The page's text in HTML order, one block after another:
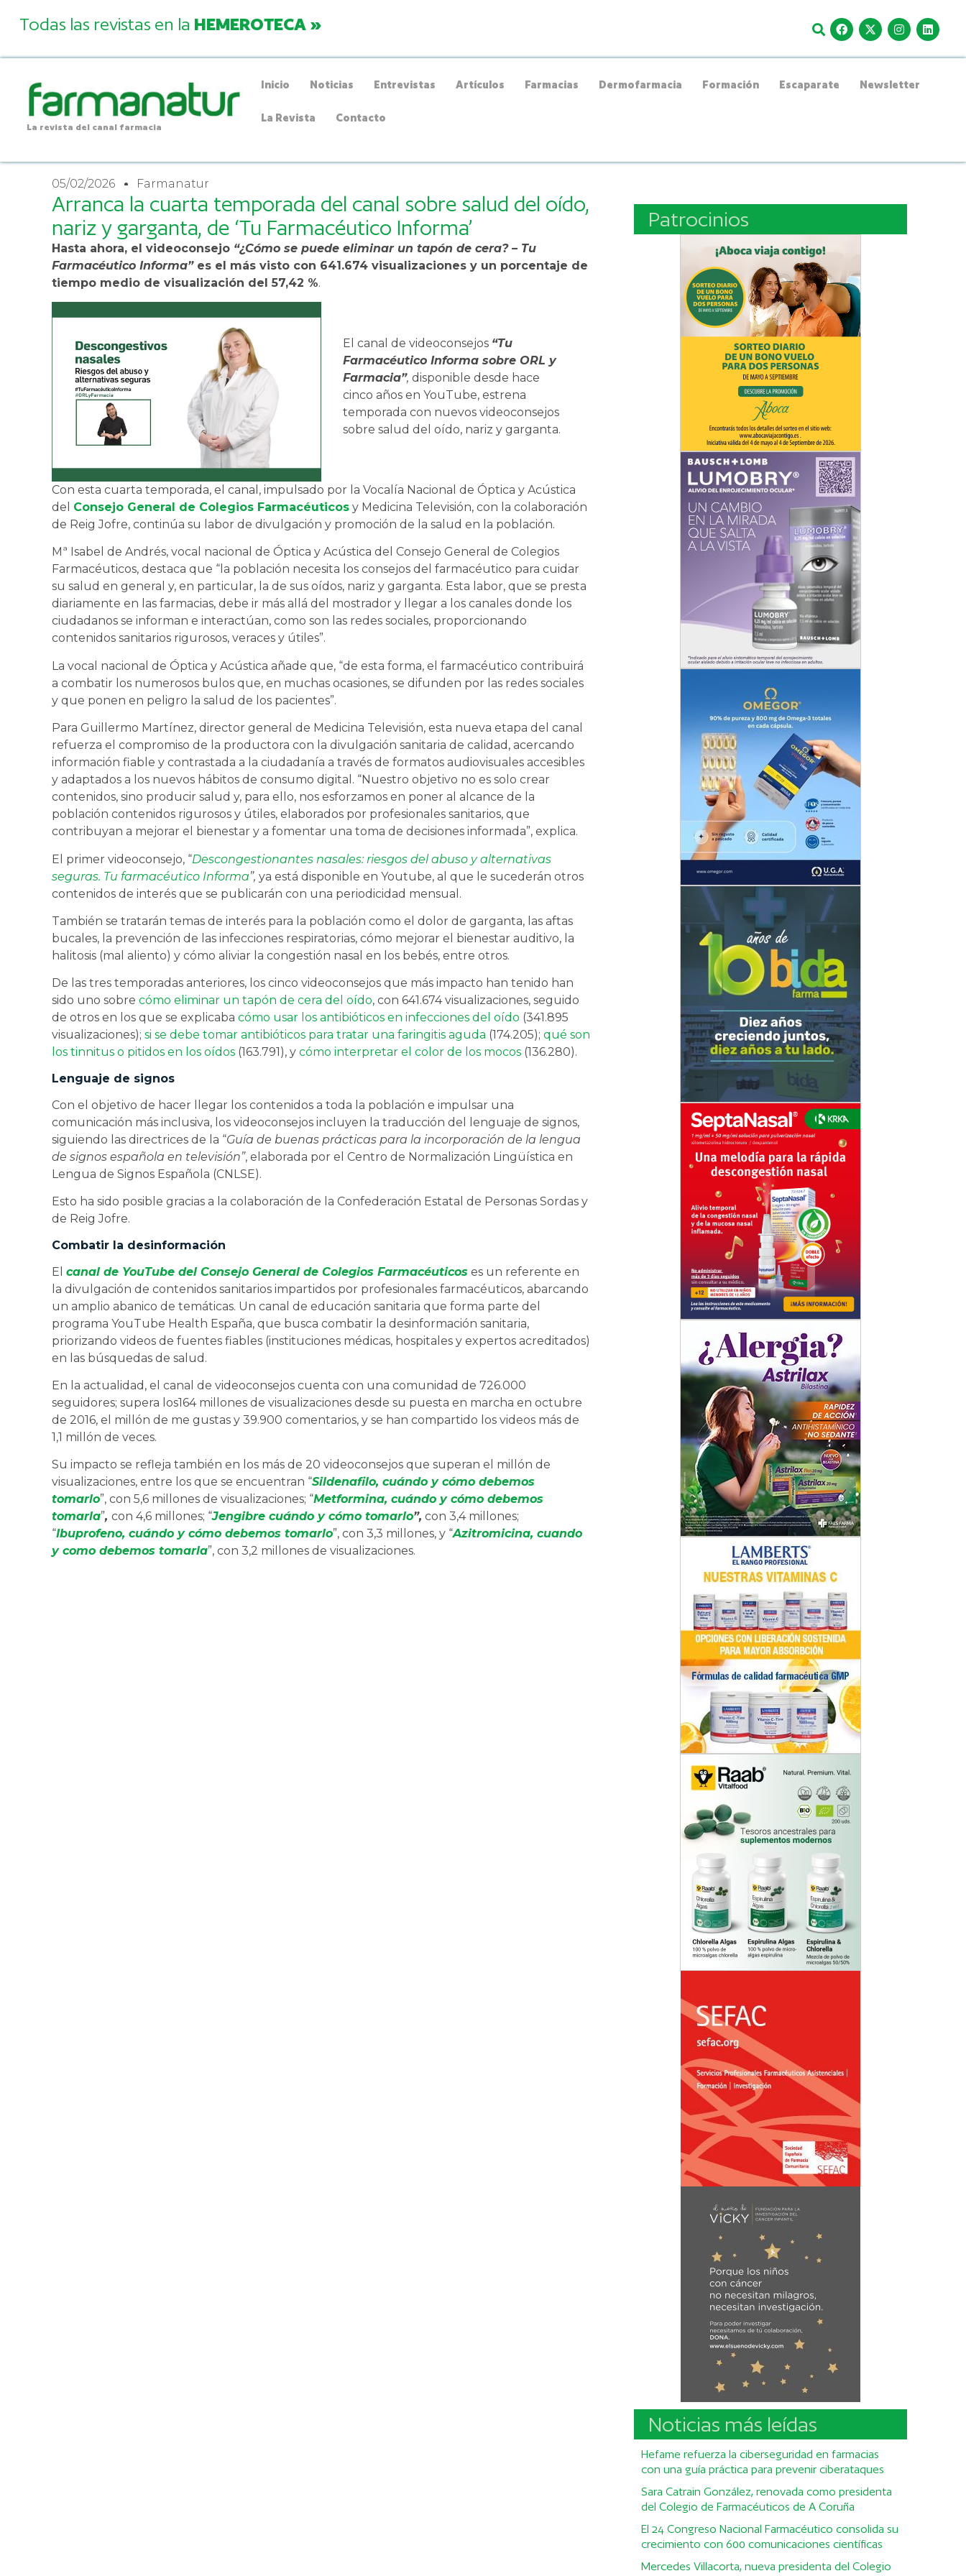
Todas las revistas en la HEMEROTECA »
La revista del canal farmacia
Inicio Noticias Entrevistas Artículos Farmacias Dermofarmacia Formación Escaparate Newsletter
La Revista Contacto
05/02/2026 Farmanatur
Arranca la cuarta temporada del canal sobre salud del oído,
nariz y garganta, de ‘Tu Farmacéutico Informa’
Hasta ahora, el videoconsejo “¿Cómo se puede eliminar un tapón de cera? – Tu
Farmacéutico Informa”es el más visto con 641.674 visualizaciones y un porcentaje de
tiempo medio de visualización del 57,42 %.
El canal de videoconsejos “Tu
Farmacéutico Informa sobre ORL y
Farmacia”,disponible desde hace
cinco años en YouTube, estrena
temporada con nuevos videoconsejos
sobre salud del oído, nariz y garganta.
Con esta cuarta temporada, el canal, impulsado por la Vocalía Nacional de Óptica y Acústica
del Consejo General de Colegios Farmacéuticos y Medicina Televisión, con la colaboración
de Reig Jofre, continúa su labor de divulgación y promoción de la salud en la población.
Mª Isabel de Andrés, vocal nacional de Óptica y Acústica del Consejo General de Colegios
Farmacéuticos, destaca que “la población necesita los consejos del farmacéutico para cuidar
su salud en general y, en particular, la de sus oídos, nariz y garganta. Esta labor, que se presta
diariamente en las farmacias, debe ir más allá del mostrador y llegar a los canales donde los
ciudadanos se informan e interactúan, como son las redes sociales, proporcionando
contenidos sanitarios rigurosos, veraces y útiles”.
La vocal nacional de Óptica y Acústica añade que, “de esta forma, el farmacéutico contribuirá
a combatir los numerosos bulos que, en muchas ocasiones, se difunden por las redes sociales
y que ponen en peligro la salud de los pacientes”.
Para Guillermo Martínez, director general de Medicina Televisión, esta nueva etapa del canal
refuerza el compromiso de la productora con la divulgación sanitaria de calidad, acercando
información fiable y contrastada a la ciudadanía a través de formatos audiovisuales accesibles
y adaptados a los nuevos hábitos de consumo digital. “Nuestro objetivo no es solo crear
contenidos, sino producir salud y, para ello, nos esforzamos en poner al alcance de la
población contenidos rigurosos y útiles, elaborados por profesionales sanitarios, que
contribuyan a mejorar el bienestar y a fomentar una toma de decisiones informada”, explica.
El primer videoconsejo, “Descongestionantes nasales: riesgos del abuso y alternativas
seguras. Tu farmacéutico Informa”, ya está disponible en Youtube, al que le sucederán otros
contenidos de interés que se publicarán con una periodicidad mensual.
También se tratarán temas de interés para la población como el dolor de garganta, las aftas
bucales, la prevención de las infecciones respiratorias, cómo mejorar el bienestar auditivo, la
halitosis (mal aliento) y cómo aliviar la congestión nasal en los bebés, entre otros.
De las tres temporadas anteriores, los cinco videoconsejos que más impacto han tenido han
sido uno sobre cómo eliminar un tapón de cera del oído, con 641.674 visualizaciones, seguido
de otros en los que se explicaba cómo usar los antibióticos en infecciones del oído (341.895
visualizaciones); si se debe tomar antibióticos para tratar una faringitis aguda (174.205); qué son
los tinnitus o pitidos en los oídos (163.791), y cómo interpretar el color de los mocos (136.280).
Lenguaje de signos
Con el objetivo de hacer llegar los contenidos a toda la población e impulsar una
comunicación más inclusiva, los videoconsejos incluyen la traducción del lenguaje de signos,
siguiendo las directrices de la “Guía de buenas prácticas para la incorporación de la lengua
de signos española en televisión”, elaborada por el Centro de Normalización Lingüística en
Lengua de Signos Española (CNLSE).
Esto ha sido posible gracias a la colaboración de la Confederación Estatal de Personas Sordas y
de Reig Jofre.
Combatir la desinformación
El canal de YouTube del Consejo General de Colegios Farmacéuticos es un referente en
la divulgación de contenidos sanitarios impartidos por profesionales farmacéuticos, abarcando
un amplio abanico de temáticas. Un canal de educación sanitaria que forma parte del
programa YouTube Health España, que busca combatir la desinformación sanitaria,
priorizando videos de fuentes fiables (instituciones médicas, hospitales y expertos acreditados)
en las búsquedas de salud.
En la actualidad, el canal de videoconsejos cuenta con una comunidad de 726.000
seguidores; supera los164 millones de visualizaciones desde su puesta en marcha en octubre
de 2016, el millón de me gustas y 39.900 comentarios, y se han compartido los videos más de
1,1 millón de veces.
Su impacto se refleja también en los más de 20 videoconsejos que superan el millón de
visualizaciones, entre los que se encuentran “Sildenafilo, cuándo y cómo debemos
tomarlo”, con 5,6 millones de visualizaciones; “Metformina, cuándo y cómo debemos
tomarla”, con 4,6 millones; “Jengibre cuándo y cómo tomarlo”, con 3,4 millones;
“Ibuprofeno, cuándo y cómo debemos tomarlo”, con 3,3 millones, y “Azitromicina, cuando
y como debemos tomarla”, con 3,2 millones de visualizaciones.
Patrocinios
Noticias más leídas
Hefame refuerza la ciberseguridad en farmacias
con una guía práctica para prevenir ciberataques
Sara Catrain González, renovada como presidenta
del Colegio de Farmacéuticos de A Coruña
El 24 Congreso Nacional Farmacéutico consolida su
crecimiento con 600 comunicaciones científicas
Mercedes Villacorta, nueva presidenta del Colegio